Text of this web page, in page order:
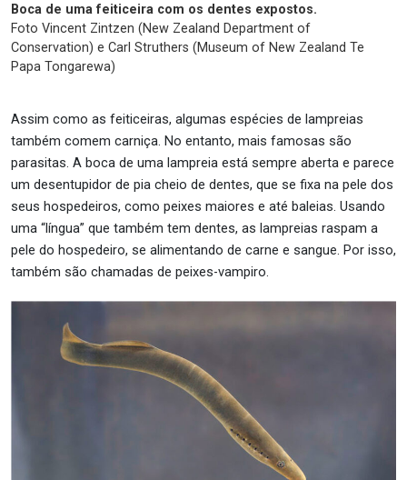
Boca de uma feiticeira com os dentes expostos.
Foto Vincent Zintzen (New Zealand Department of
Conservation) e Carl Struthers (Museum of New Zealand Te
Papa Tongarewa)
Assim como as feiticeiras, algumas espécies de lampreias
também comem carniça. No entanto, mais famosas são
parasitas. A boca de uma lampreia está sempre aberta e parece
um desentupidor de pia cheio de dentes, que se fixa na pele dos
seus hospedeiros, como peixes maiores e até baleias. Usando
uma “língua” que também tem dentes, as lampreias raspam a
pele do hospedeiro, se alimentando de carne e sangue. Por isso,
também são chamadas de peixes-vampiro.